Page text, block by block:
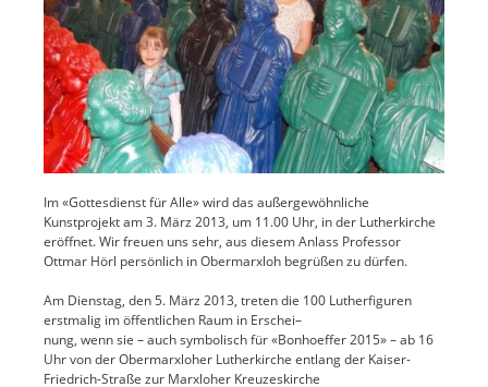
Im «Gottesdienst für Alle» wird das außergewöhnliche
Kunstprojekt am 3. März 2013, um 11.00 Uhr, in der Lutherkirche
eröffnet. Wir freuen uns sehr, aus diesem Anlass Professor
Ottmar Hörl persönlich in Obermarxloh begrüßen zu dürfen.
Am Dienstag, den 5. März 2013, treten die 100 Lutherfiguren
erstmalig im öffentlichen Raum in Erschei–
nung, wenn sie – auch symbolisch für «Bonhoeffer 2015» – ab 16
Uhr von der Obermarxloher Lutherkirche entlang der Kaiser-
Friedrich-Straße zur Marxloher Kreuzeskirche